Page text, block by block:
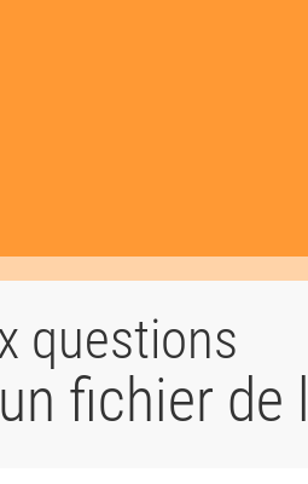
questions
fichier de